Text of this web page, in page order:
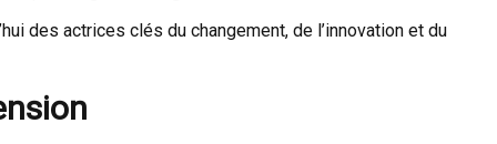
des actrices clés du changement, de l’innovation et du